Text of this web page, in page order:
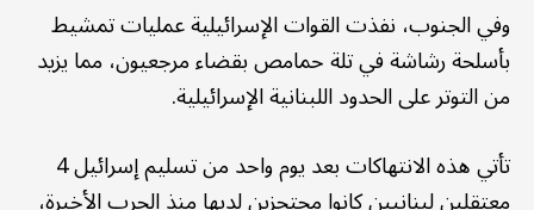
وفي الجنوب، نفذت القوات الإسرائيلية عمليات تمشيط
بأسلحة رشاشة في تلة حمامص بقضاء مرجعيون، مما يزيد
من التوتر على الحدود اللبنانية الإسرائيلية.
تأتي هذه الانتهاكات بعد يوم واحد من تسليم إسرائيل 4